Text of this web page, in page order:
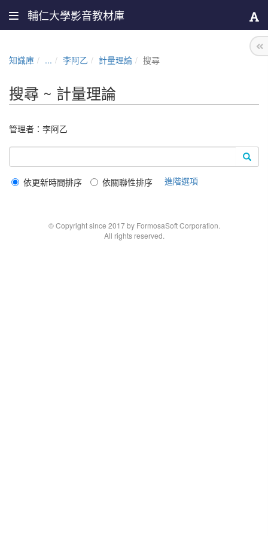
輔仁大學影音教材庫
知識庫 ... 李阿乙 計量理論 搜尋
搜尋 ~ 計量理論
管理者： 李阿乙
依更新時間排序 依關聯性排序 進階選項
© Copyright since 2017 by FormosaSoft Corporation.
All rights reserved.